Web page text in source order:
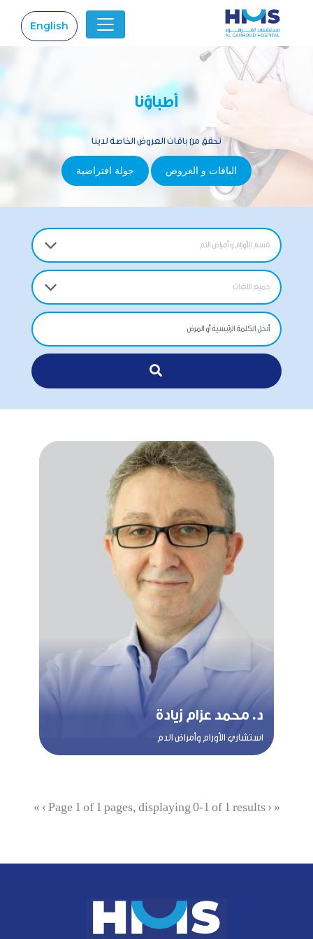
English
أطباؤنا
تحقق من باقات العروض الخاصة لدينا
الباقات و العروض جولة افتراضية
د. محمد عزام زيادة
استشاري الأورام وأمراض الدم
«
‹
Page 1 of 1 pages, displaying 0-1 of 1 results
›
»